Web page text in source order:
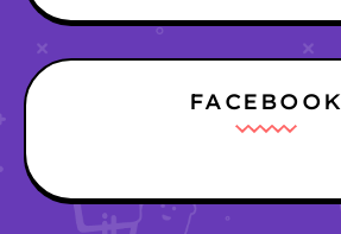
FACEBOOK